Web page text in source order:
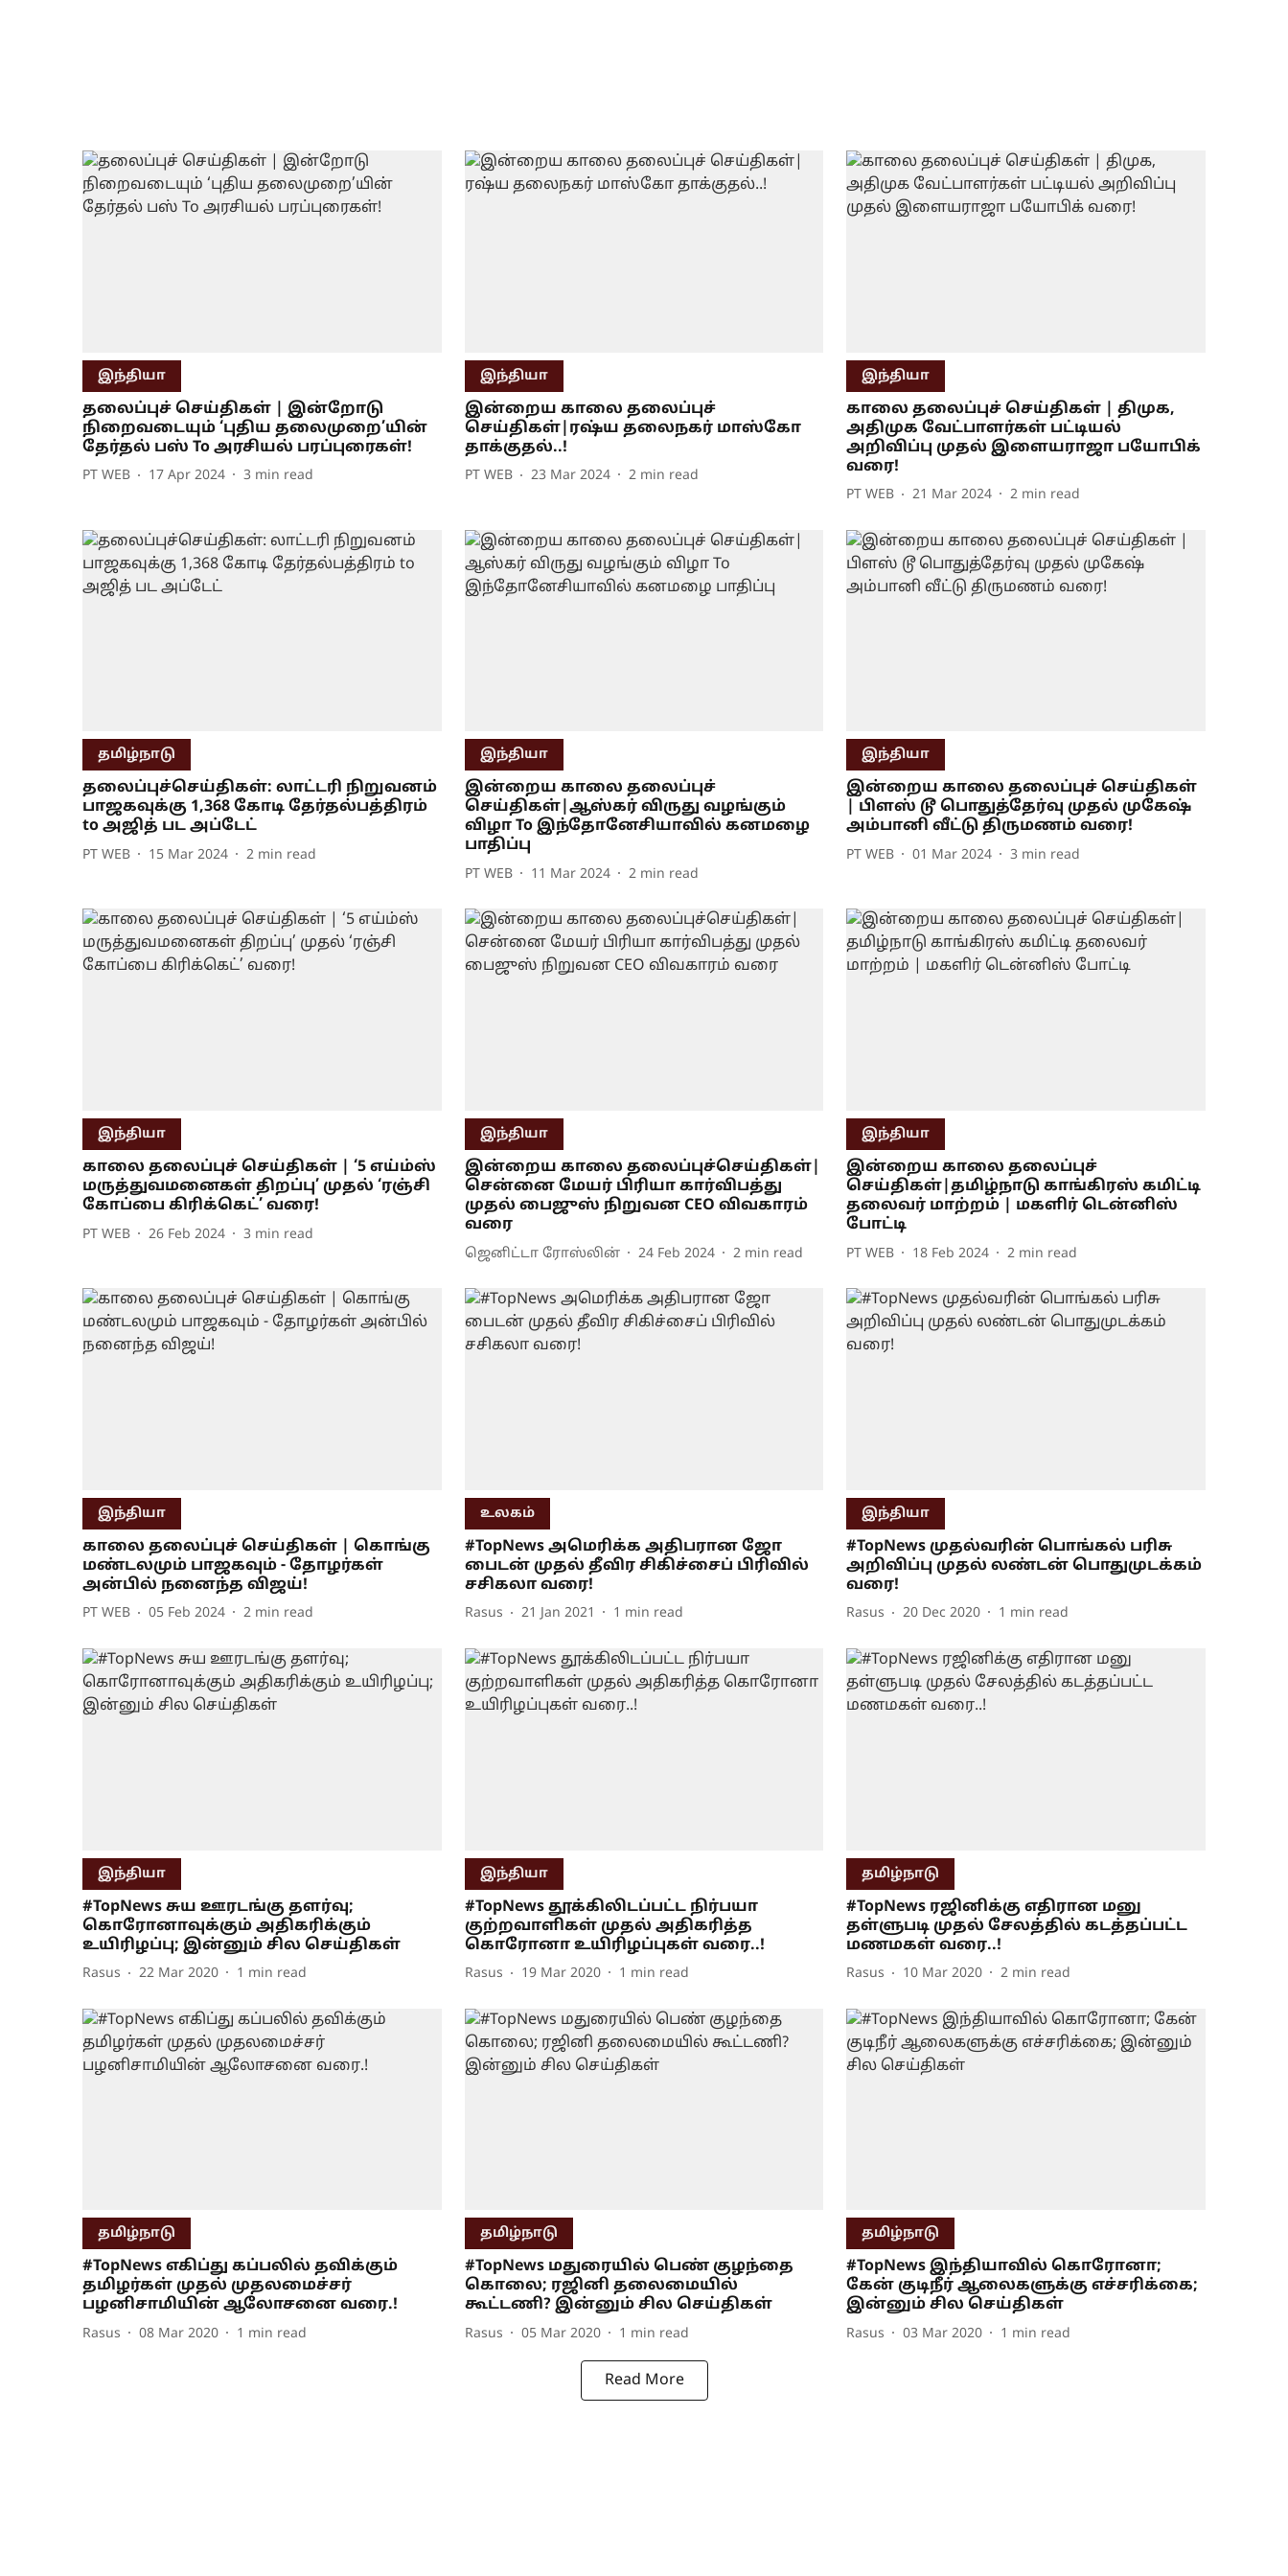
இந்தியா
தலைப்புச் செய்திகள் | இன்றோடு
நிறைவடையும் ‘புதிய தலைமுறை’யின்
தேர்தல் பஸ் To அரசியல் பரப்புரைகள்!
PT WEB 17 Apr 2024 3 min read
இந்தியா
இன்றைய காலை தலைப்புச்
செய்திகள்|ரஷ்ய தலைநகர் மாஸ்கோ
தாக்குதல்..!
PT WEB 23 Mar 2024 2 min read
இந்தியா
காலை தலைப்புச் செய்திகள் | திமுக,
அதிமுக வேட்பாளர்கள் பட்டியல்
அறிவிப்பு முதல் இளையராஜா பயோபிக்
வரை!
PT WEB 21 Mar 2024 2 min read
தமிழ்நாடு
தலைப்புச்செய்திகள்: லாட்டரி நிறுவனம்
பாஜகவுக்கு 1,368 கோடி தேர்தல்பத்திரம்
to அஜித் பட அப்டேட்
PT WEB 15 Mar 2024 2 min read
இந்தியா
இன்றைய காலை தலைப்புச்
செய்திகள்|ஆஸ்கர் விருது வழங்கும்
விழா To இந்தோனேசியாவில் கனமழை
பாதிப்பு
PT WEB 11 Mar 2024 2 min read
இந்தியா
இன்றைய காலை தலைப்புச் செய்திகள்
| பிளஸ் டூ பொதுத்தேர்வு முதல் முகேஷ்
அம்பானி வீட்டு திருமணம் வரை!
PT WEB 01 Mar 2024 3 min read
இந்தியா
காலை தலைப்புச் செய்திகள் | ‘5 எய்ம்ஸ்
மருத்துவமனைகள் திறப்பு’ முதல் ‘ரஞ்சி
கோப்பை கிரிக்கெட்’ வரை!
PT WEB 26 Feb 2024 3 min read
இந்தியா
இன்றைய காலை தலைப்புச்செய்திகள்|
சென்னை மேயர் பிரியா கார்விபத்து
முதல் பைஜுஸ் நிறுவன CEO விவகாரம்
வரை
ஜெனிட்டா ரோஸ்லின் 24 Feb 2024 2 min read
இந்தியா
இன்றைய காலை தலைப்புச்
செய்திகள்|தமிழ்நாடு காங்கிரஸ் கமிட்டி
தலைவர் மாற்றம் | மகளிர் டென்னிஸ்
போட்டி
PT WEB 18 Feb 2024 2 min read
இந்தியா
காலை தலைப்புச் செய்திகள் | கொங்கு
மண்டலமும் பாஜகவும் - தோழர்கள்
அன்பில் நனைந்த விஜய்!
PT WEB 05 Feb 2024 2 min read
உலகம்
#TopNews அமெரிக்க அதிபரான ஜோ
பைடன் முதல் தீவிர சிகிச்சைப் பிரிவில்
சசிகலா வரை!
Rasus 21 Jan 2021 1 min read
இந்தியா
#TopNews முதல்வரின் பொங்கல் பரிசு
அறிவிப்பு முதல் லண்டன் பொதுமுடக்கம்
வரை!
Rasus 20 Dec 2020 1 min read
இந்தியா
#TopNews சுய ஊரடங்கு தளர்வு;
கொரோனாவுக்கும் அதிகரிக்கும்
உயிரிழப்பு; இன்னும் சில செய்திகள்
Rasus 22 Mar 2020 1 min read
இந்தியா
#TopNews தூக்கிலிடப்பட்ட நிர்பயா
குற்றவாளிகள் முதல் அதிகரித்த
கொரோனா உயிரிழப்புகள் வரை..!
Rasus 19 Mar 2020 1 min read
தமிழ்நாடு
#TopNews ரஜினிக்கு எதிரான மனு
தள்ளுபடி முதல் சேலத்தில் கடத்தப்பட்ட
மணமகள் வரை..!
Rasus 10 Mar 2020 2 min read
தமிழ்நாடு
#TopNews எகிப்து கப்பலில் தவிக்கும்
தமிழர்கள் முதல் முதலமைச்சர்
பழனிசாமியின் ஆலோசனை வரை.!
Rasus 08 Mar 2020 1 min read
தமிழ்நாடு
#TopNews மதுரையில் பெண் குழந்தை
கொலை; ரஜினி தலைமையில்
கூட்டணி? இன்னும் சில செய்திகள்
Rasus 05 Mar 2020 1 min read
தமிழ்நாடு
#TopNews இந்தியாவில் கொரோனா;
கேன் குடிநீர் ஆலைகளுக்கு எச்சரிக்கை;
இன்னும் சில செய்திகள்
Rasus 03 Mar 2020 1 min read
Read More